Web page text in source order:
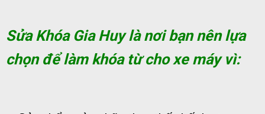
Sửa Khóa Gia Huy là nơi bạn nên lựa
chọn để làm khóa từ cho xe máy vì: